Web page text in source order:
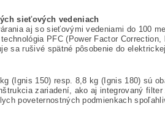
sieťových vedeniach
aj so sieťovými vedeniami do 100
PFC (Power Factor
sa rušivé spätné pôsobenie do
(Ignis 150) resp. 8,8 kg (Ignis 180) sú
zariadení, ako aj integrovaný
poveternostných podmienkach